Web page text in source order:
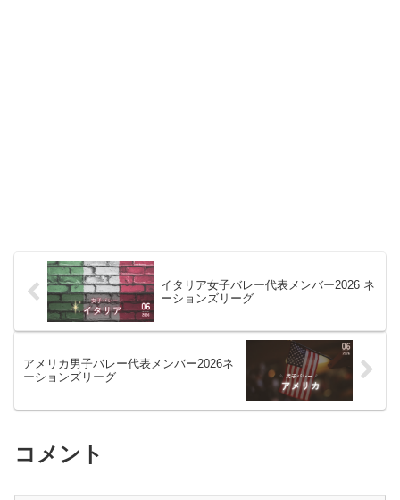
イタリア女子バレー代表メンバー2026 ネ
ーションズリーグ
アメリカ男子バレー代表メンバー2026ネ
ーションズリーグ
コメント